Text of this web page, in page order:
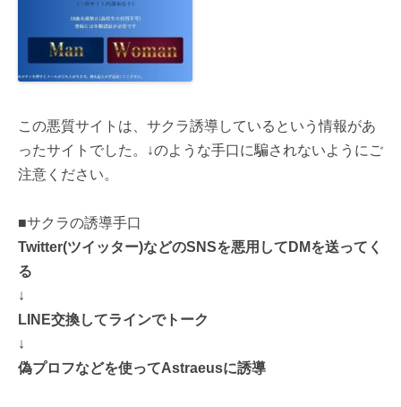
この悪質サイトは、サクラ誘導しているという情報があ
ったサイトでした。↓のような手口に騙されないようにご
注意ください。
■サクラの誘導手口
Twitter(ツイッター)などのSNSを悪用してDMを送ってく
る
↓
LINE交換してラインでトーク
↓
偽プロフなどを使ってAstraeusに誘導